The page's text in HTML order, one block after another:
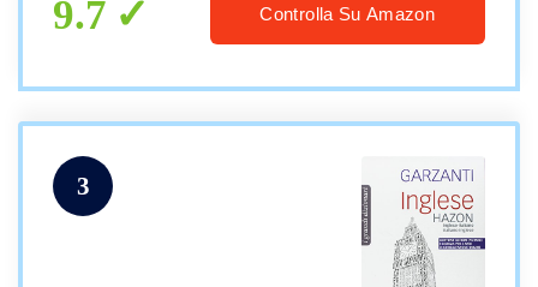
9.7 Controlla Su Amazon
3